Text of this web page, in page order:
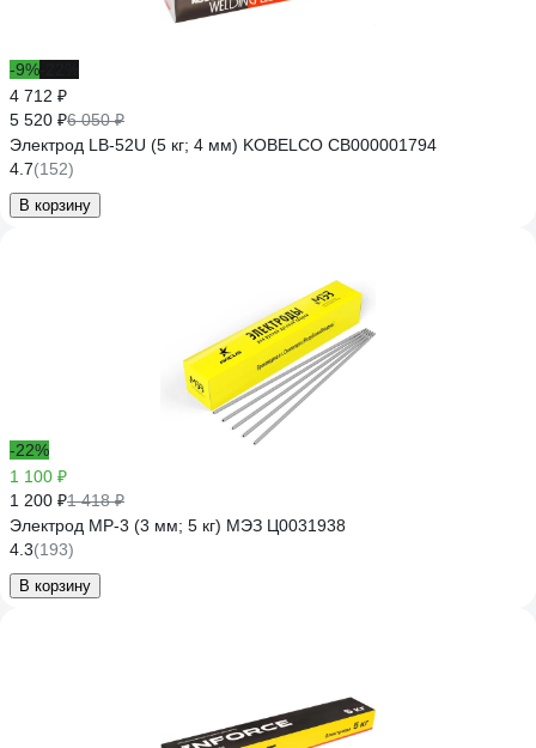
-9%
4 712 ₽
5 520 ₽6 050 ₽
Электрод LB-52U (5 кг; 4 мм) KOBELCO СВ000001794
4.7(152)
В корзину
-22%
1 100 ₽
1 200 ₽1 418 ₽
Электрод МР-3 (3 мм; 5 кг) МЭЗ Ц0031938
4.3(193)
В корзину